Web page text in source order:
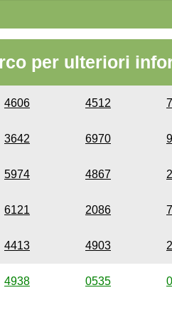
per ulteriori
4606 4512
3642 6970
5974 4867
6121 2086
4413 4903
4938 0535